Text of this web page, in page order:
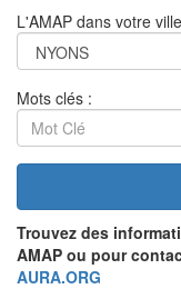
L'AMAP dans votre
Mots clés :
Trouvez des
AMAP ou pour
AURA.ORG